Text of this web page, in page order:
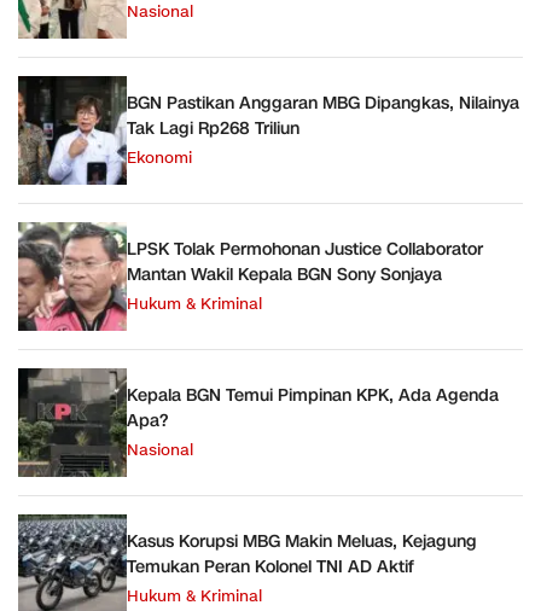
Nasional
BGN Pastikan Anggaran MBG Dipangkas, Nilainya
Tak Lagi Rp268 Triliun
Ekonomi
LPSK Tolak Permohonan Justice Collaborator
Mantan Wakil Kepala BGN Sony Sonjaya
Hukum & Kriminal
Kepala BGN Temui Pimpinan KPK, Ada Agenda
Apa?
Nasional
Kasus Korupsi MBG Makin Meluas, Kejagung
Temukan Peran Kolonel TNI AD Aktif
Hukum & Kriminal